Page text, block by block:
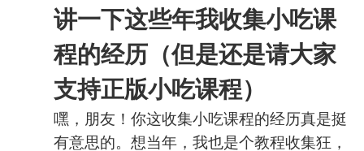
讲一下这些年我收集小吃课
程的经历（但是还是请大家
支持正版小吃课程）
嘿，朋友！你这收集小吃课程的经历真是挺
有意思的。想当年，我也是个教程收集狂，